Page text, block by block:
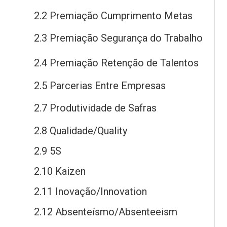
2.2 Premiação Cumprimento Metas
2.3 Premiação Segurança do Trabalho
2.4 Premiação Retenção de Talentos
2.5 Parcerias Entre Empresas
2.7 Produtividade de Safras
2.8 Qualidade/Quality
2.9 5S
2.10 Kaizen
2.11 Inovação/Innovation
2.12 Absenteísmo/Absenteeism